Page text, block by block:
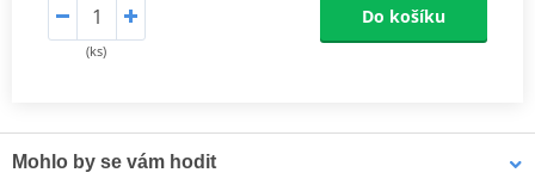
(ks)
Do košíku
Mohlo by se vám hodit